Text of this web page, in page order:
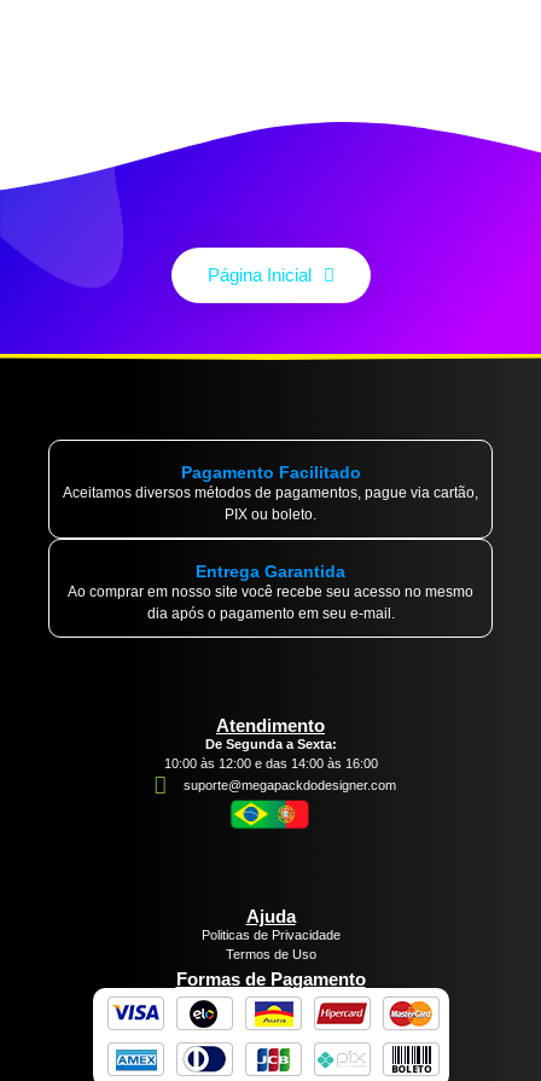
Página Inicial
Pagamento Facilitado
Aceitamos diversos métodos de pagamentos, pague via cartão,
PIX ou boleto.
Entrega Garantida
Ao comprar em nosso site você recebe seu acesso no mesmo
dia após o pagamento em seu e-mail.
Atendimento
De Segunda a Sexta:
10:00 às 12:00 e das 14:00 às 16:00
suporte@megapackdodesigner.com
Ajuda
Politicas de Privacidade
Termos de Uso
Formas de Pagamento